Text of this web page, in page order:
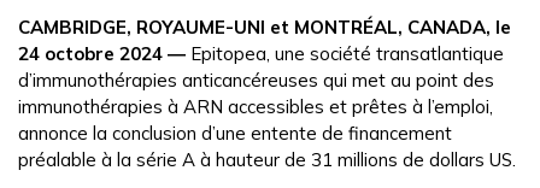
CAMBRIDGE, ROYAUME-UNI et MONTRÉAL, CANADA, le
24 octobre 2024 ― Epitopea, une société transatlantique
d’immunothérapies anticancéreuses qui met au point des
immunothérapies à ARN accessibles et prêtes à l’emploi,
annonce la conclusion d’une entente de financement
préalable à la série A à hauteur de 31 millions de dollars US.